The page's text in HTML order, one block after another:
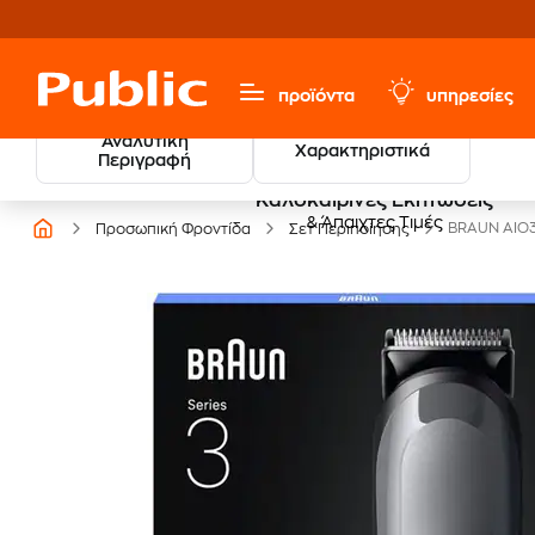
προϊόντα υπηρεσίες
Αναλυτική
Περιγραφή
Χαρακτηριστικά
Καλοκαιρινές Εκπτώσεις
& Άπαιχτες Τιμές
Προσωπική Φροντίδα Σετ Περιποίησης BRAUN